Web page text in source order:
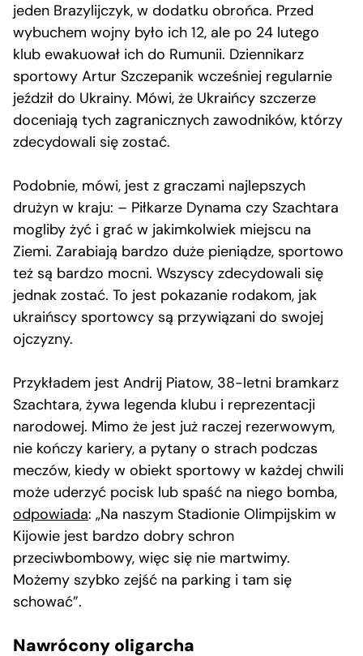
jeden Brazylijczyk, w dodatku obrońca. Przed
wybuchem wojny było ich 12, ale po 24 lutego
klub ewakuował ich do Rumunii. Dziennikarz
sportowy Artur Szczepanik wcześniej regularnie
jeździł do Ukrainy. Mówi, że Ukraińcy szczerze
doceniają tych zagranicznych zawodników, którzy
zdecydowali się zostać.
Podobnie, mówi, jest z graczami najlepszych
drużyn w kraju: – Piłkarze Dynama czy Szachtara
mogliby żyć i grać w jakimkolwiek miejscu na
Ziemi. Zarabiają bardzo duże pieniądze, sportowo
też są bardzo mocni. Wszyscy zdecydowali się
jednak zostać. To jest pokazanie rodakom, jak
ukraińscy sportowcy są przywiązani do swojej
ojczyzny.
Przykładem jest Andrij Piatow, 38-letni bramkarz
Szachtara, żywa legenda klubu i reprezentacji
narodowej. Mimo że jest już raczej rezerwowym,
nie kończy kariery, a pytany o strach podczas
meczów, kiedy w obiekt sportowy w każdej chwili
może uderzyć pocisk lub spaść na niego bomba,
odpowiada: „Na naszym Stadionie Olimpijskim w
Kijowie jest bardzo dobry schron
przeciwbombowy, więc się nie martwimy.
Możemy szybko zejść na parking i tam się
schować”.
Nawrócony oligarcha